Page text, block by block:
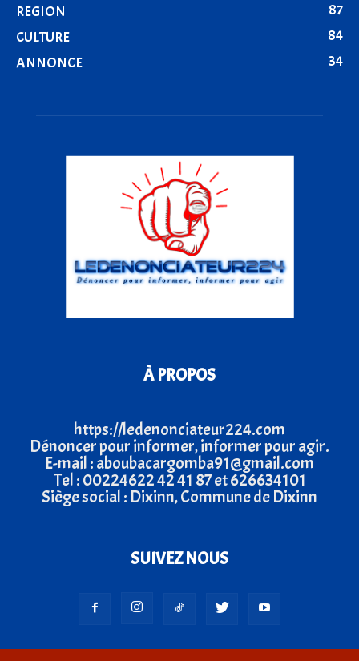
REGION
87
CULTURE
84
ANNONCE
34
À PROPOS
https://ledenonciateur224.com
Dénoncer pour informer, informer pour agir.
E-mail : aboubacargomba91@gmail.com
Tel : 00224622 42 41 87 et 626634101
Siège social : Dixinn, Commune de Dixinn
SUIVEZ NOUS